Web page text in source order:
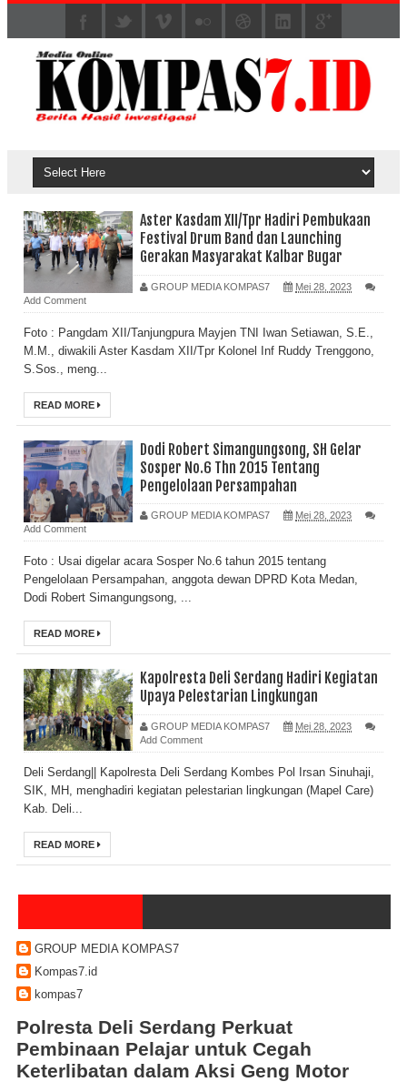
Aster Kasdam XII/Tpr Hadiri Pembukaan
Festival Drum Band dan Launching
Gerakan Masyarakat Kalbar Bugar
GROUP MEDIA KOMPAS7
Mei 28, 2023
Add Comment
Foto : Pangdam XII/Tanjungpura Mayjen TNI Iwan Setiawan, S.E.,
M.M., diwakili Aster Kasdam XII/Tpr Kolonel Inf Ruddy Trenggono,
S.Sos., meng...
READ MORE
Dodi Robert Simangungsong, SH Gelar
Sosper No.6 Thn 2015 Tentang
Pengelolaan Persampahan
GROUP MEDIA KOMPAS7
Mei 28, 2023
Add Comment
Foto : Usai digelar acara Sosper No.6 tahun 2015 tentang
Pengelolaan Persampahan, anggota dewan DPRD Kota Medan,
Dodi Robert Simangungsong, ...
READ MORE
Kapolresta Deli Serdang Hadiri Kegiatan
Upaya Pelestarian Lingkungan
GROUP MEDIA KOMPAS7
Mei 28, 2023
Add Comment
Deli Serdang|| Kapolresta Deli Serdang Kombes Pol Irsan Sinuhaji,
SIK, MH, menghadiri kegiatan pelestarian lingkungan (Mapel Care)
Kab. Deli...
READ MORE
GROUP MEDIA KOMPAS7
Kompas7.id
kompas7
Polresta Deli Serdang Perkuat
Pembinaan Pelajar untuk Cegah
Keterlibatan dalam Aksi Geng Motor